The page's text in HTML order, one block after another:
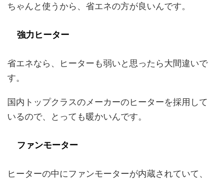
ちゃんと使うから、省エネの方が良いんです。
強力ヒーター
省エネなら、ヒーターも弱いと思ったら大間違いで
す。
国内トップクラスのメーカーのヒーターを採用して
いるので、とっても暖かいんです。
ファンモーター
ヒーターの中にファンモーターが内蔵されていて、